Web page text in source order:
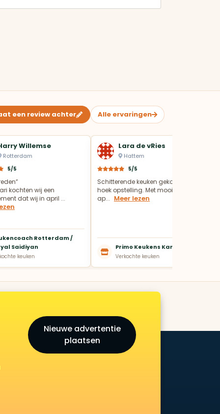
een review achter Alle ervaringen
Willemse
Rotterdam
5/5
kochten wij een
dat wij in april ...
Rotterdam /
Saidiyan
keuken
Lara de vRies
Hattem
5/5
Schitterende keuken gekocht in een
hoek opstelling. Met mooie Pelgrim
ap... Meer lezen
Primo Keukens Kampen
Verkochte keuken
Nieuwe advertentie
plaatsen